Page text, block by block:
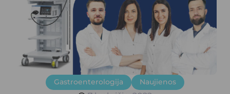
Gastroenterologija Naujienos